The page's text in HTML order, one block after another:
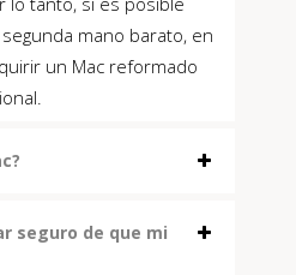
mano barato, en
un Mac reformado
seguro de que mi